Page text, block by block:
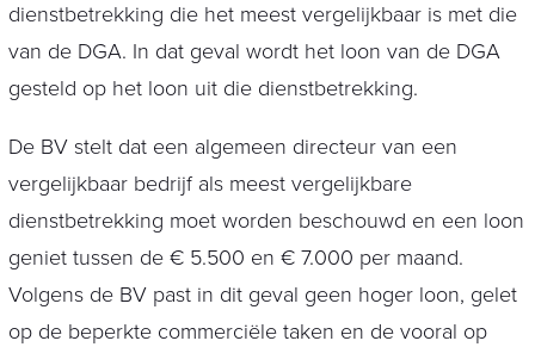
dienstbetrekking die het meest vergelijkbaar is met die
van de DGA. In dat geval wordt het loon van de DGA
gesteld op het loon uit die dienstbetrekking.
De BV stelt dat een algemeen directeur van een
vergelijkbaar bedrijf als meest vergelijkbare
dienstbetrekking moet worden beschouwd en een loon
geniet tussen de € 5.500 en € 7.000 per maand.
Volgens de BV past in dit geval geen hoger loon, gelet
op de beperkte commerciële taken en de vooral op